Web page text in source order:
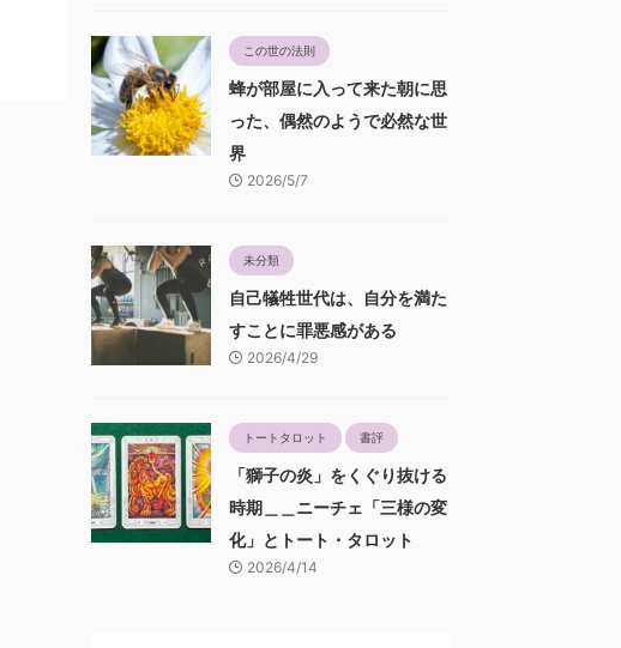
この世の法則
蜂が部屋に入って来た朝に思
った、偶然のようで必然な世
界
2026/5/7
未分類
自己犠牲世代は、自分を満た
すことに罪悪感がある
2026/4/29
トートタロット 書評
「獅子の炎」をくぐり抜ける
時期＿＿ニーチェ「三様の変
化」とトート・タロット
2026/4/14